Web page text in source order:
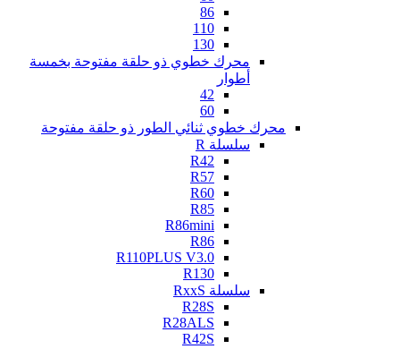
86
110
130
محرك خطوي ذو حلقة مفتوحة بخمسة
أطوار
42
60
محرك خطوي ثنائي الطور ذو حلقة مفتوحة
سلسلة R
R42
R57
R60
R85
R86mini
R86
R110PLUS V3.0
R130
سلسلة RxxS
R28S
R28ALS
R42S